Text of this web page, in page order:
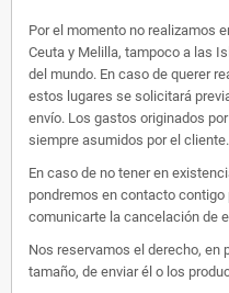
Por el momento no realizamos
Ceuta y Melilla, tampoco a las
del mundo. En caso de querer
estos lugares se solicitará
envío. Los gastos originados
siempre asumidos por el cliente.
En caso de no tener en
pondremos en contacto
comunicarte la cancelación de
Nos reservamos el derecho, en
tamaño, de enviar él o los